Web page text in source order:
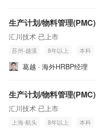
生产计划/物料管理(PMC)
汇川技术 已上市
苏州-越溪 8年以上 本科
葛越 · 海外HRBP经理
生产计划/物料管理(PMC)
汇川技术 已上市
上海-航头 8年以上 本科